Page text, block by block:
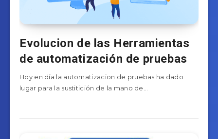
Evolucion de las Herramientas
de automatización de pruebas
Hoy en día la automatizacion de pruebas ha dado
lugar para la sustitición de la mano de…